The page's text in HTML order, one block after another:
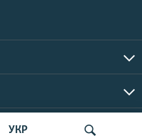
УКР| Все права защищены.